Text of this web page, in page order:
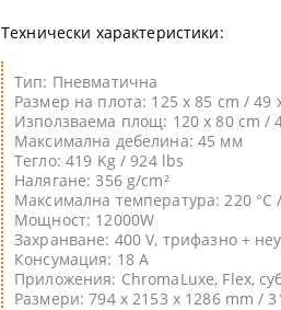
Технически характеристики:
Тип: Пневматична
Размер на плота: 125 x 85 cm / 49
Използваема площ: 120 x 80 cm /
Максимална дебелина: 45 мм
Тегло: 419 Kg / 924 lbs
Налягане:356 g/cm²
Максимална температура: 220 °C
Мощност: 12000W
Захранване: 400 V, трифазно +
Консумация: 18 A
Приложения: ChromaLuxe, Flex,
Размери: 794 x 2153 x 1286 mm /